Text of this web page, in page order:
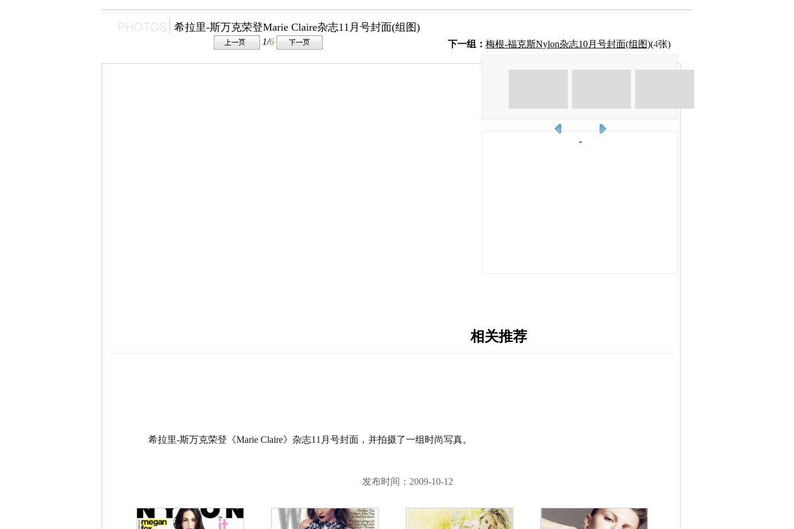
希拉里-斯万克荣登Marie Claire杂志11月号封面(组图)
下一组： 梅根-福克斯Nylon杂志10月号封面(组图)(4张)
1/6
希拉里-斯万克荣登《Marie Claire》杂志11月号封面，并拍摄了一组时尚写真。
发布时间：2009-10-12
-
相关推荐